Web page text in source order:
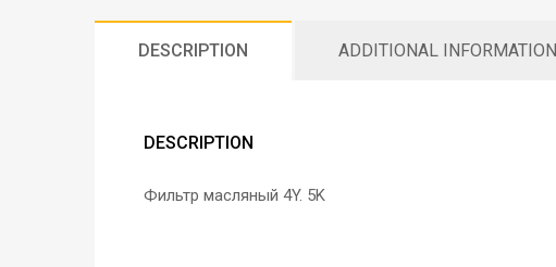
DESCRIPTION ADDITIONAL INFORMATION
DESCRIPTION
Фильтр масляный 4Y. 5K